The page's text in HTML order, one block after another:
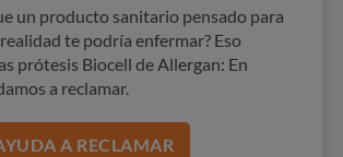
un producto sanitario pensado para
te podría enfermar? Eso
prótesis Biocell de Allergan: En
a reclamar.
A RECLAMAR